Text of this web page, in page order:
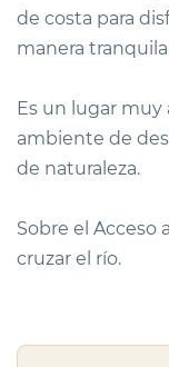
de costa para
manera
Es un lugar muy
ambiente de
de naturaleza.
Sobre el Acceso
cruzar el río.